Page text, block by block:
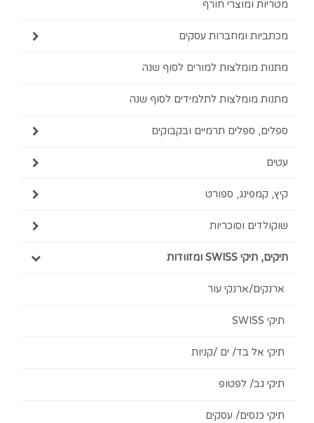
ומוצרי חורף
ומחברות עסקים
מומלצות למורים לסוף שנה
מומלצות לתלמידים לסוף שנה
ספלים תרמיים ובקבוקים
ספורט
וסוכריות
ארנקי עור
בד/ ים /קניות
לפטופ
עסקים